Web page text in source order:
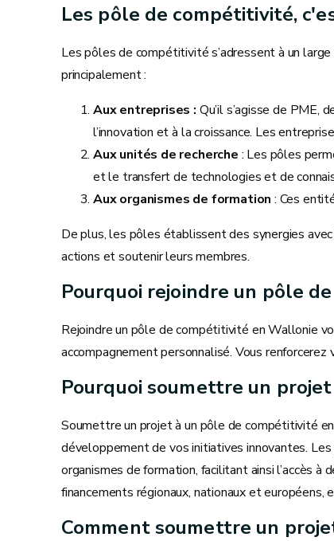
Les pôle de compétitivité,
Les pôles de compétitivité s’adressent à un
principalement :
Aux entreprises : Qu’il s’agisse de
l’innovation et à la croissance. Les
Aux unités de recherche : Les pôles
et le transfert de technologies et de
Aux organismes de formation : Ces
De plus, les pôles établissent des synergies
actions et soutenir leurs membres.
Pourquoi rejoindre un pôle
Rejoindre un pôle de compétitivité en Wallonie
accompagnement personnalisé. Vous
Pourquoi soumettre un
Soumettre un projet à un pôle de compétitivité
développement de vos initiatives innovantes.
organismes de formation, facilitant ainsi l’accès à
financements régionaux, nationaux et
Comment soumettre un